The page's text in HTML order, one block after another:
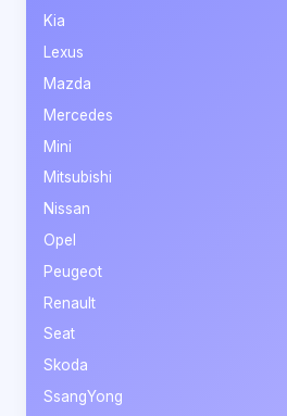
Kia
Lexus
Mazda
Mercedes
Mini
Mitsubishi
Nissan
Opel
Peugeot
Renault
Seat
Skoda
SsangYong